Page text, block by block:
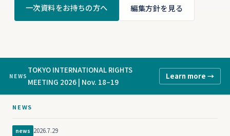
一次資料をお持ちの方へ 編集方針を見る
NEWS
TOKYO INTERNATIONAL RIGHTS
MEETING 2026 | Nov. 18–19
Learn more →
NEWS
news 2026.7.29